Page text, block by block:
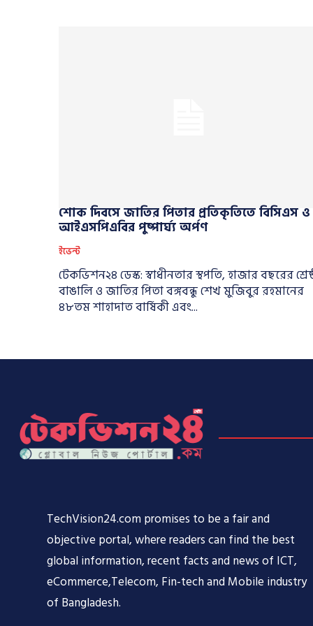
শোক দিবসে জাতির পিতার প্রতিকৃতিতে বিসিএস ও
আইএসপিএবির পুষ্পার্ঘ্য অর্পণ
ইভেন্ট
টেকভিশন২৪ ডেস্ক: স্বাধীনতার স্থপতি, হাজার বছরের
বাঙালি ও জাতির পিতা বঙ্গবন্ধু শেখ মুজিবুর রহমানের
৪৮তম শাহাদাত বার্ষিকী এবং...
TechVision24.com promises to be a fair and
objective portal, where readers can find the best
global information, recent facts and news of ICT,
eCommerce,Telecom, Fin-tech and Mobile industry
of Bangladesh.